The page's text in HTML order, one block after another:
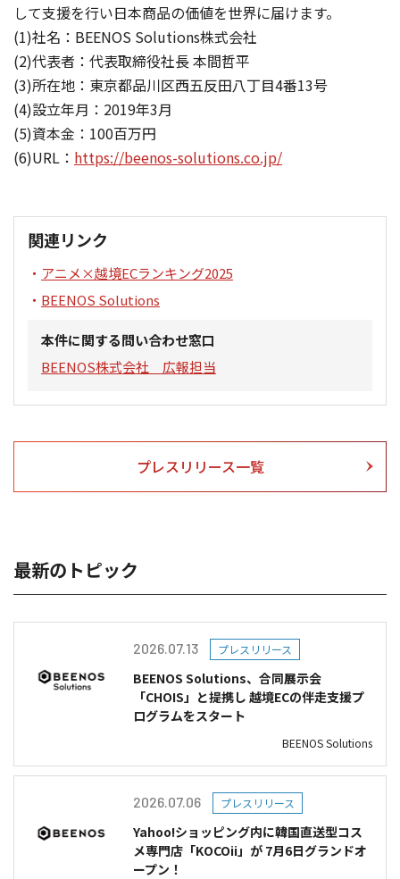
して支援を行い日本商品の価値を世界に届けます。
(1)社名：BEENOS Solutions株式会社
(2)代表者：代表取締役社長 本間哲平
(3)所在地：東京都品川区西五反田八丁目4番13号
(4)設立年月：2019年3月
(5)資本金：100百万円
(6)URL： https://beenos-solutions.co.jp/
関連リンク
アニメ×越境ECランキング2025
BEENOS Solutions
本件に関する問い合わせ窓口
BEENOS株式会社 広報担当
プレスリリース一覧
最新のトピック
2026.07.13 プレスリリース
BEENOS Solutions、合同展示会
「CHOIS」と提携し 越境ECの伴走支援プ
ログラムをスタート
BEENOS Solutions
2026.07.06 プレスリリース
Yahoo!ショッピング内に韓国直送型コス
メ専門店「KOCOii」が 7月6日グランドオ
ープン！